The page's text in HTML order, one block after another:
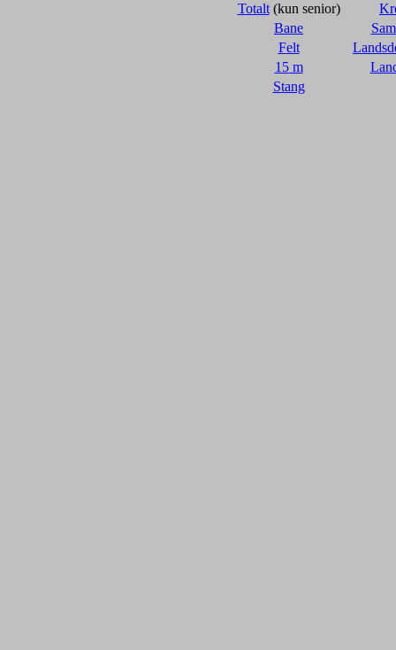
Totalt(kun senior)
Bane
Felt
15 m
Stang